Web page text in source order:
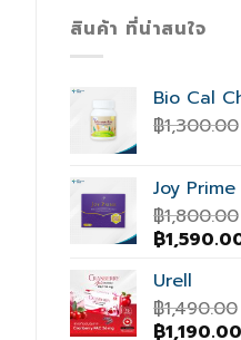
สินค้า ที่น่าสนใจ
Bio Cal
฿1,300.00
Joy Prime
฿1,800.00
Original
was:
฿1,800.00.
฿
Urell
฿1,490.00
Original
฿1,190.00